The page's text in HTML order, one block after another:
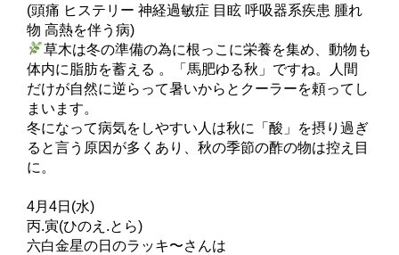
(頭痛 ヒステリー 神経過敏症 目眩 呼吸器系疾患 腫れ
物 高熱を伴う病)
草木は冬の準備の為に根っこに栄養を集め、動物も
体内に脂肪を蓄える 。「馬肥ゆる秋」ですね。人間
だけが自然に逆らって暑いからとクーラーを頼ってし
まいます。
冬になって病気をしやすい人は秋に「酸」を摂り過ぎ
ると言う原因が多くあり、秋の季節の酢の物は控え目
に。
4月4日(水)
丙.寅(ひのえ.とら)
六白金星の日のラッキ〜さんは